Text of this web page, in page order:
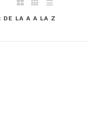
DE LA A A LA Z